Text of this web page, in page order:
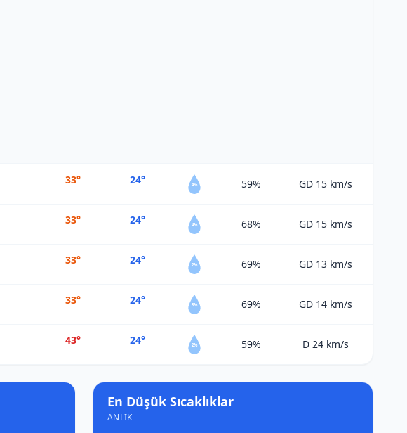
33° 24° 4% 59% GD 15 km/s
33° 24° 4% 68% GD 15 km/s
33° 24° 2% 69% GD 13 km/s
33° 24° 8% 69% GD 14 km/s
43° 24° 2% 59% D 24 km/s
En Düşük Sıcaklıklar
ANLIK